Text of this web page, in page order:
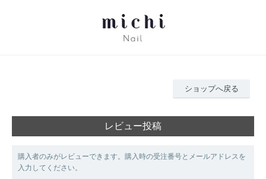
ショップへ戻る
レビュー投稿
購入者のみがレビューできます。購入時の受注番号とメールアドレスを
入力してください。